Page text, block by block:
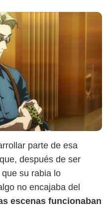
parte de esa
después de ser
su rabia lo
no encajaba del
escenas funcionaban